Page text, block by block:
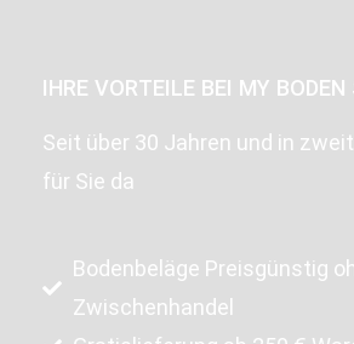
IHRE VORTEILE BEI MY BODEN
Seit über 30 Jahren und in
für Sie da
Bodenbeläge Preisgünstig
Zwischenhandel